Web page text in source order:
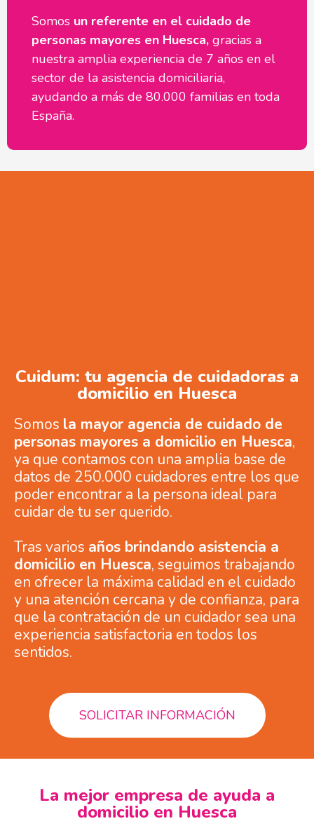
Somos un referente en el cuidado de
personas mayores en Huesca, gracias a
nuestra amplia experiencia de 7 años en el
sector de la asistencia domiciliaria,
ayudando a más de 80.000 familias en toda
España.
Cuidum: tu agencia de cuidadoras a
domicilio en Huesca
Somos la mayor agencia de cuidado de
personas mayores a domicilio en Huesca,
ya que contamos con una amplia base de
datos de 250.000 cuidadores entre los que
poder encontrar a la persona ideal para
cuidar de tu ser querido.
Tras varios años brindando asistencia a
domicilio en Huesca, seguimos trabajando
en ofrecer la máxima calidad en el cuidado
y una atención cercana y de confianza, para
que la contratación de un cuidador sea una
experiencia satisfactoria en todos los
sentidos.
SOLICITAR INFORMACIÓN
La mejor empresa de ayuda a
domicilio en Huesca